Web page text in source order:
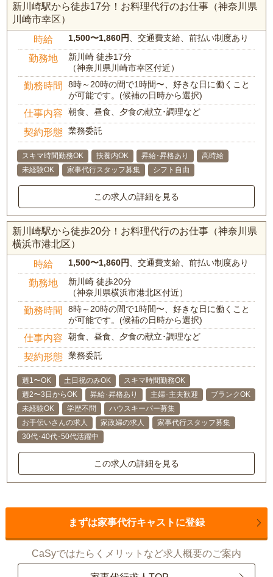
新川崎駅から徒歩17分！お料理代行のお仕事（神奈川県
川崎市幸区）
時給 1,500〜1,860円 、交通費支給、前払い制度あり
勤務地
新川崎 徒歩17分
（神奈川県川崎市幸区付近）
勤務時間
8時～20時の間で1時間〜、好きな日に働くこと
が可能です。(候補の日時から選択)
仕事内容 朝食、昼食、夕食の献立･調理など
契約形態 業務委託
スキマ時間勤務OK 扶養内OK 昇給･昇格あり
高時給
未経験OK
家事代行スタッフ募集 シフト自由
この求人の詳細を見る
新川崎駅から徒歩20分！お料理代行のお仕事（神奈川県
横浜市港北区）
時給 1,500〜1,860円 、交通費支給、前払い制度あり
勤務地
新川崎 徒歩20分
（神奈川県横浜市港北区付近）
勤務時間
8時～20時の間で1時間〜、好きな日に働くこと
が可能です。(候補の日時から選択)
仕事内容 朝食、昼食、夕食の献立･調理など
契約形態 業務委託
週1〜OK 土日祝のみOK
スキマ時間勤務OK
週2〜3日からOK
昇給･昇格あり 主婦･主夫歓迎
ブランクOK
未経験OK
学歴不問
ハウスキーパー募集
お手伝いさんの求人
家政婦の求人
家事代行スタッフ募集
30代･40代･50代活躍中
この求人の詳細を見る
まずは家事代行キャストに登録
CaSyではたらくメリットなど求人概要のご案内